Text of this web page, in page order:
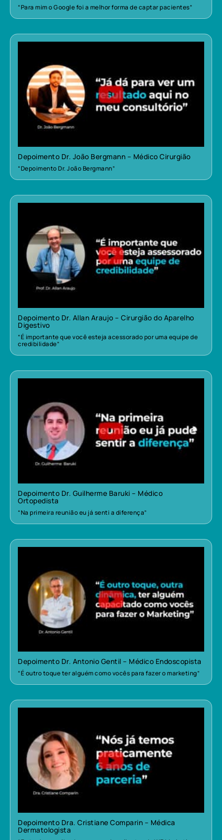
“Para mim o Google foi a melhor forma de captar pacientes”
Depoimento Dr. João Bergmann – Médico Cirurgião
“Depoimento Dr. João Bergmann”
Depoimento Dr. Allan Araujo – Cirurgião do Aparelho
Digestivo
“É importante que você esteja acessorado por uma equipe de
credibilidade”
Depoimento Dr. Guilherme Baruki – Médico
Ortopedista
“Na primeira reunião eu já senti a diferença”
Depoimento Dr. Antonio Gentil – Médico Endoscopista
“É outro toque ter alguém como vocês para fazer o marketing”
Depoimento Dra. Cristiane Comparin – Médica
Dermatologista